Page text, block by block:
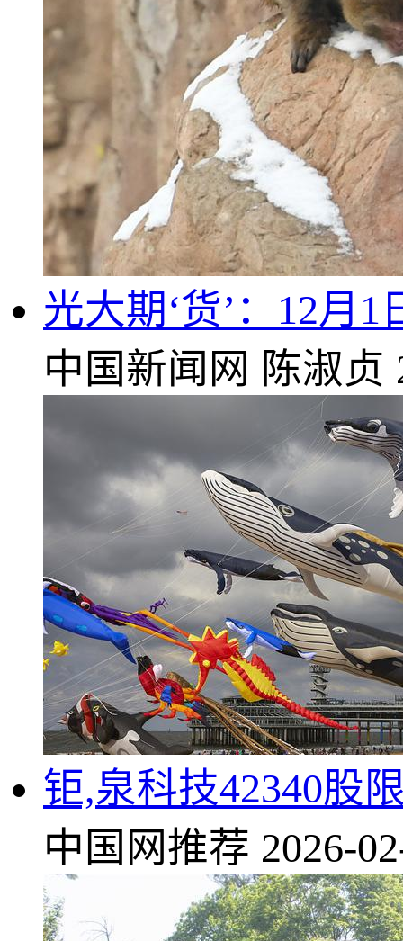
光大期‘货’：12月
中国新闻网 陈淑贞
钜,泉科技42340股
中国网推荐 2026-